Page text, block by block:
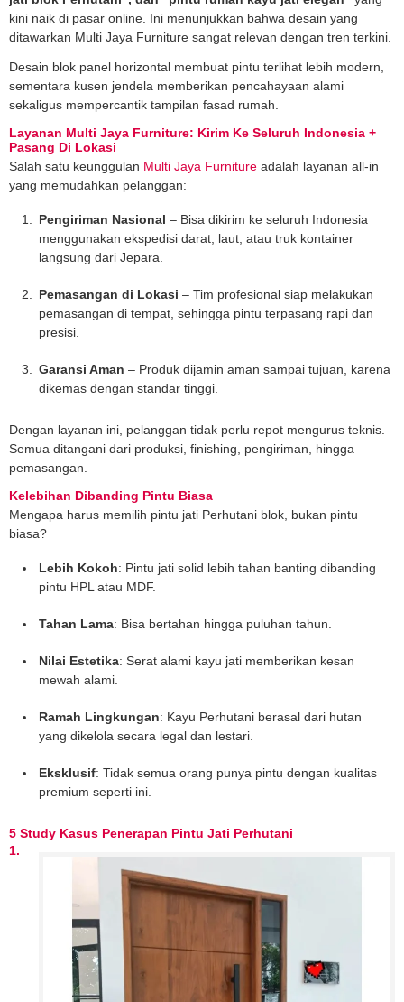
kini naik di pasar online. Ini menunjukkan bahwa desain yang
ditawarkan Multi Jaya Furniture sangat relevan dengan tren terkini.
Desain blok panel horizontal membuat pintu terlihat lebih modern,
sementara kusen jendela memberikan pencahayaan alami
sekaligus mempercantik tampilan fasad rumah.
Layanan Multi Jaya Furniture: Kirim Ke Seluruh Indonesia +
Pasang Di Lokasi
Salah satu keunggulan Multi Jaya Furniture adalah layanan all-in
yang memudahkan pelanggan:
Pengiriman Nasional – Bisa dikirim ke seluruh Indonesia
menggunakan ekspedisi darat, laut, atau truk kontainer
langsung dari Jepara.
Pemasangan di Lokasi – Tim profesional siap melakukan
pemasangan di tempat, sehingga pintu terpasang rapi dan
presisi.
Garansi Aman – Produk dijamin aman sampai tujuan, karena
dikemas dengan standar tinggi.
Dengan layanan ini, pelanggan tidak perlu repot mengurus teknis.
Semua ditangani dari produksi, finishing, pengiriman, hingga
pemasangan.
Kelebihan Dibanding Pintu Biasa
Mengapa harus memilih pintu jati Perhutani blok, bukan pintu
biasa?
Lebih Kokoh: Pintu jati solid lebih tahan banting dibanding
pintu HPL atau MDF.
Tahan Lama: Bisa bertahan hingga puluhan tahun.
Nilai Estetika: Serat alami kayu jati memberikan kesan
mewah alami.
Ramah Lingkungan: Kayu Perhutani berasal dari hutan
yang dikelola secara legal dan lestari.
Eksklusif: Tidak semua orang punya pintu dengan kualitas
premium seperti ini.
5 Study Kasus Penerapan Pintu Jati Perhutani
1.